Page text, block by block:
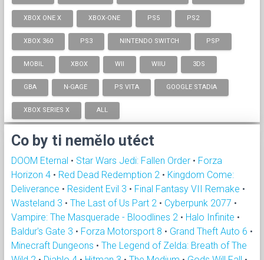
XBOX ONE X XBOX-ONE PS5 PS2
XBOX 360 PS3 NINTENDO SWITCH PSP
MOBIL XBOX WII WIIU 3DS
GBA N-GAGE PS VITA GOOGLE STADIA
XBOX SERIES X ALL
Co by ti nemělo utéct
DOOM Eternal • Star Wars Jedi: Fallen Order • Forza
Horizon 4 • Red Dead Redemption 2 • Kingdom Come:
Deliverance • Resident Evil 3 • Final Fantasy VII Remake •
Wasteland 3 • The Last of Us Part 2 • Cyberpunk 2077 •
Vampire: The Masquerade - Bloodlines 2 • Halo Infinite •
Baldur's Gate 3 • Forza Motorsport 8 • Grand Theft Auto 6 •
Minecraft Dungeons • The Legend of Zelda: Breath of The